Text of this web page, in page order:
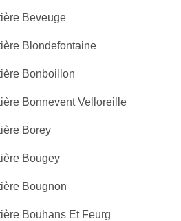
Beveuge
Blondefontaine
Bonboillon
Bonnevent Velloreille
Borey
Bougey
Bougnon
Bouhans Et Feurg